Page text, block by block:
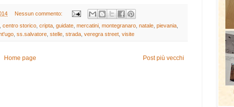
Nessun commento:
centro storico cripta guidate mercatini montegranaro natale pievania
ss.salvatore stelle strada veregra street visite
Post più vecchi
Home page